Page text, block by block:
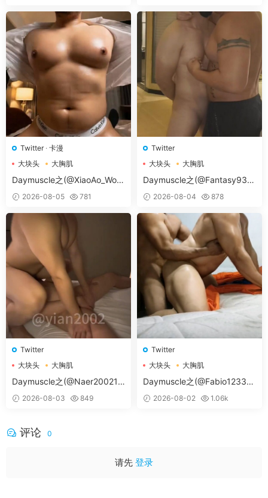
Twitter· 卡漫
大块头
大胸肌
大胸肌肉男
Daymuscle之(@XiaoAo_Worl
d-@XiaoAo.art）
2026-08-05 781
Twitter
大块头
大胸肌
大胸肌肉男
Daymuscle之(@Fantasy938
15579-@孔控Kong）
2026-08-04 878
Twitter
大块头
大胸肌
大胸肌肉男
Daymuscle之(@Naer20021-
@纳尔）
2026-08-03 849
Twitter
大块头
大胸肌
大胸肌肉男
Daymuscle之(@Fabio12333-
@辛叔是个G）
2026-08-02 1.06k
评论 0
请先 登录